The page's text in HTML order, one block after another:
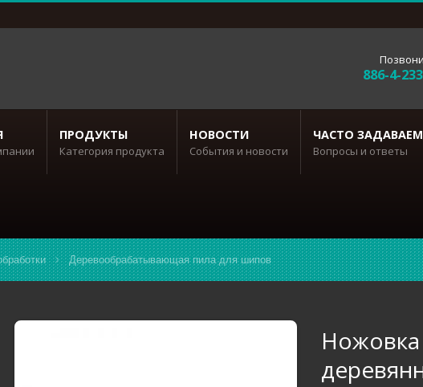
886-4-
ПРОДУКТЫ
Категория продукта
НОВОСТИ
События и новости
ЧАСТО
Вопросы и ответы
Деревообрабатывающая пила для шипов
Ножовка